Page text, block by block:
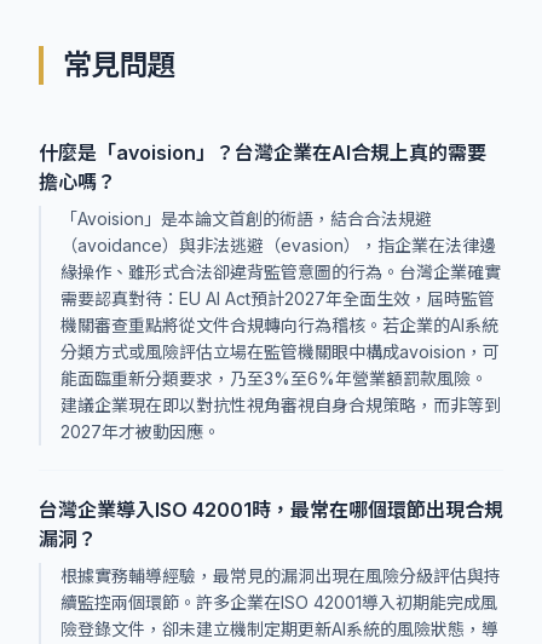
常見問題
什麼是「avoision」？台灣企業在AI合規上真的需要
擔心嗎？
「Avoision」是本論文首創的術語，結合合法規避
（avoidance）與非法逃避（evasion），指企業在法律邊
緣操作、雖形式合法卻違背監管意圖的行為。台灣企業確實
需要認真對待：EU AI Act預計2027年全面生效，屆時監管
機關審查重點將從文件合規轉向行為稽核。若企業的AI系統
分類方式或風險評估立場在監管機關眼中構成avoision，可
能面臨重新分類要求，乃至3%至6%年營業額罰款風險。
建議企業現在即以對抗性視角審視自身合規策略，而非等到
2027年才被動因應。
台灣企業導入ISO 42001時，最常在哪個環節出現合規
漏洞？
根據實務輔導經驗，最常見的漏洞出現在風險分級評估與持
續監控兩個環節。許多企業在ISO 42001導入初期能完成風
險登錄文件，卻未建立機制定期更新AI系統的風險狀態，導